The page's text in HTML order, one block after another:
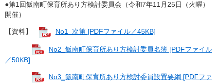
●第1回飯南町保育所あり方検討委員会（令和7年11月25日（火曜）
開催）
【資料】 No1_次第 [PDFファイル／45KB]
No2_飯南町保育所あり方検討委員名簿 [PDFファイル
／50KB]
No3_飯南町保育所あり方検討委員設置要綱 [PDFファ